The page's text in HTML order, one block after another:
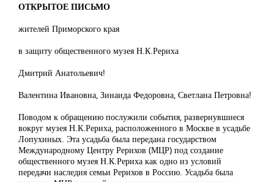
ОТКРЫТОЕ ПИСЬМО
жителей Приморского края
в защиту общественного музея Н.К.Рериха
Дмитрий Анатольевич!
Валентина Ивановна, Зинаида Федоровна, Светлана Петровна!
Поводом к обращению послужили события, развернувшиеся
вокруг музея Н.К.Рериха, расположенного в Москве в усадьбе
Лопухиных. Эта усадьба была передана государством
Международному Центру Рерихов (МЦР) под создание
общественного музея Н.К.Рериха как одно из условий
передачи наследия семьи Рерихов в Россию. Усадьба была